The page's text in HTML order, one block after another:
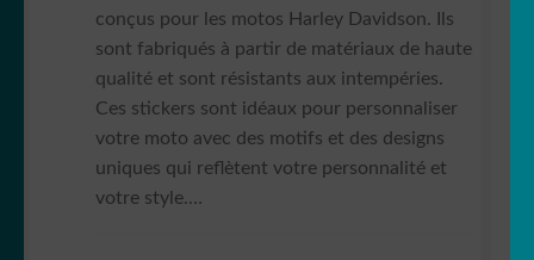
conçus pour les motos Harley Davidson. Ils
sont fabriqués à partir de matériaux de haute
qualité et sont résistants aux intempéries.
Ces stickers sont idéaux pour personnaliser
votre moto avec des motifs et des designs
uniques qui reflètent votre personnalité et
votre style.…